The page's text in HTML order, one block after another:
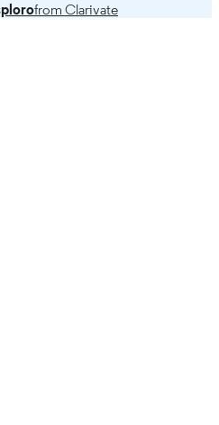
un plan d’action -- Étape 5: Mise en
œuvre du plan d’action.
from Clarivate